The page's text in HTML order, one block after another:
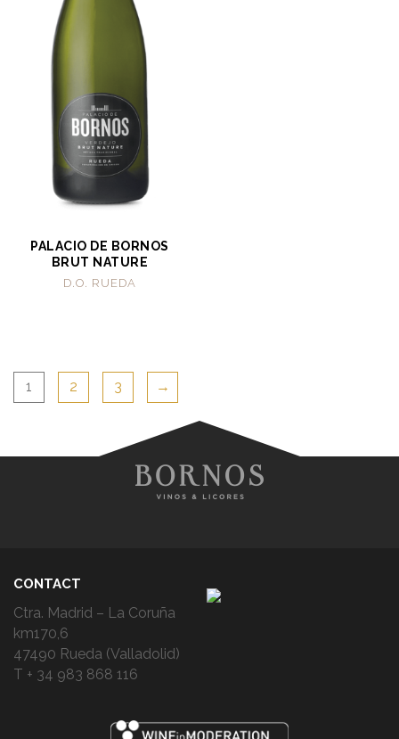
PALACIO DE BORNOS
BRUT NATURE
D.O. RUEDA
1 2 3 →
CONTACT
Ctra. Madrid – La Coruña
km170,6
47490 Rueda (Valladolid)
T + 34 983 868 116